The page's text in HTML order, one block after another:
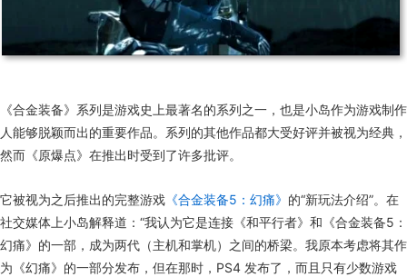
《合金装备》系列是游戏史上最著名的系列之一，也是小岛作为游戏制作
人能够脱颖而出的重要作品。系列的其他作品都大受好评并被视为经典，
然而《原爆点》在推出时受到了许多批评。
它被视为之后推出的完整游戏 《合金装备5：幻痛》 的“新玩法介绍”。在
社交媒体上小岛解释道：“我认为它是连接《和平行者》和《合金装备5：
幻痛》的一部，成为两代（主机和掌机）之间的桥梁。我原本考虑将其作
为《幻痛》的一部分发布，但在那时，PS4 发布了，而且只有少数游戏